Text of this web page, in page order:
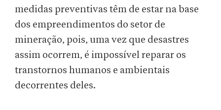
medidas preventivas têm de estar na base
dos empreendimentos do setor de
mineração, pois, uma vez que desastres
assim ocorrem, é impossível reparar os
transtornos humanos e ambientais
decorrentes deles.